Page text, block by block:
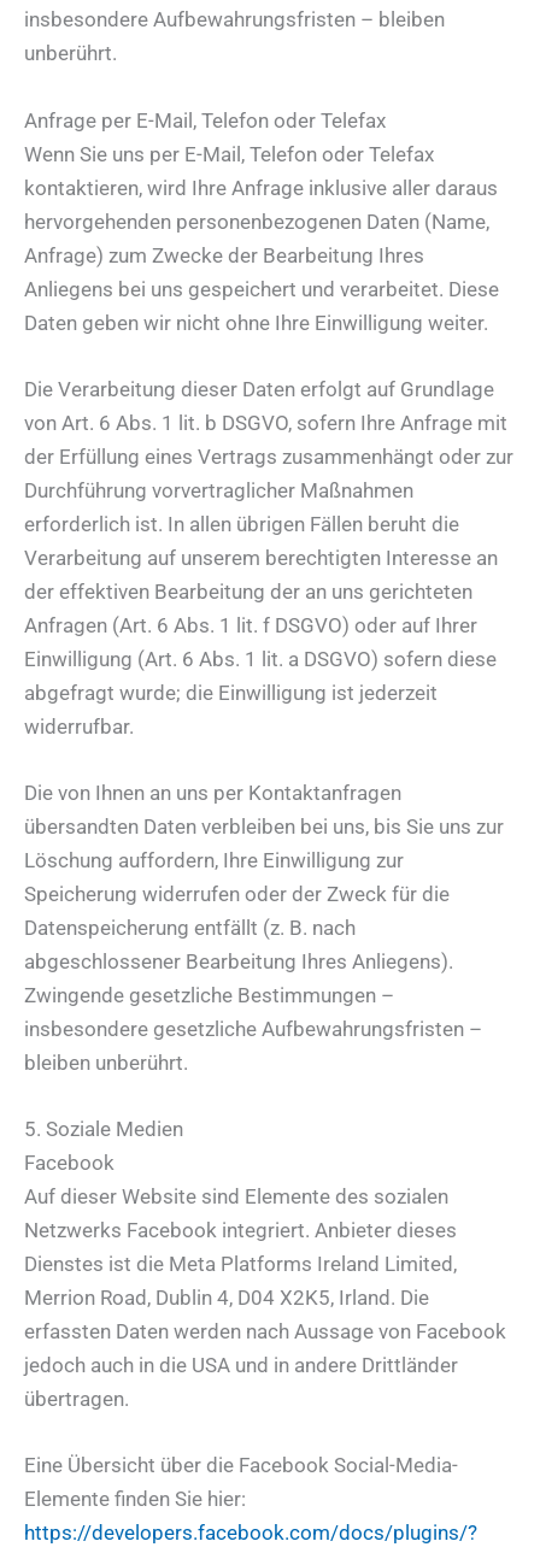
insbesondere Aufbewahrungsfristen – bleiben
unberührt.
Anfrage per E-Mail, Telefon oder Telefax
Wenn Sie uns per E-Mail, Telefon oder Telefax
kontaktieren, wird Ihre Anfrage inklusive aller daraus
hervorgehenden personenbezogenen Daten (Name,
Anfrage) zum Zwecke der Bearbeitung Ihres
Anliegens bei uns gespeichert und verarbeitet. Diese
Daten geben wir nicht ohne Ihre Einwilligung weiter.
Die Verarbeitung dieser Daten erfolgt auf Grundlage
von Art. 6 Abs. 1 lit. b DSGVO, sofern Ihre Anfrage mit
der Erfüllung eines Vertrags zusammenhängt oder zur
Durchführung vorvertraglicher Maßnahmen
erforderlich ist. In allen übrigen Fällen beruht die
Verarbeitung auf unserem berechtigten Interesse an
der effektiven Bearbeitung der an uns gerichteten
Anfragen (Art. 6 Abs. 1 lit. f DSGVO) oder auf Ihrer
Einwilligung (Art. 6 Abs. 1 lit. a DSGVO) sofern diese
abgefragt wurde; die Einwilligung ist jederzeit
widerrufbar.
Die von Ihnen an uns per Kontaktanfragen
übersandten Daten verbleiben bei uns, bis Sie uns zur
Löschung auffordern, Ihre Einwilligung zur
Speicherung widerrufen oder der Zweck für die
Datenspeicherung entfällt (z. B. nach
abgeschlossener Bearbeitung Ihres Anliegens).
Zwingende gesetzliche Bestimmungen –
insbesondere gesetzliche Aufbewahrungsfristen –
bleiben unberührt.
5. Soziale Medien
Facebook
Auf dieser Website sind Elemente des sozialen
Netzwerks Facebook integriert. Anbieter dieses
Dienstes ist die Meta Platforms Ireland Limited,
Merrion Road, Dublin 4, D04 X2K5, Irland. Die
erfassten Daten werden nach Aussage von Facebook
jedoch auch in die USA und in andere Drittländer
übertragen.
Eine Übersicht über die Facebook Social-Media-
Elemente finden Sie hier:
https://developers.facebook.com/docs/plugins/?